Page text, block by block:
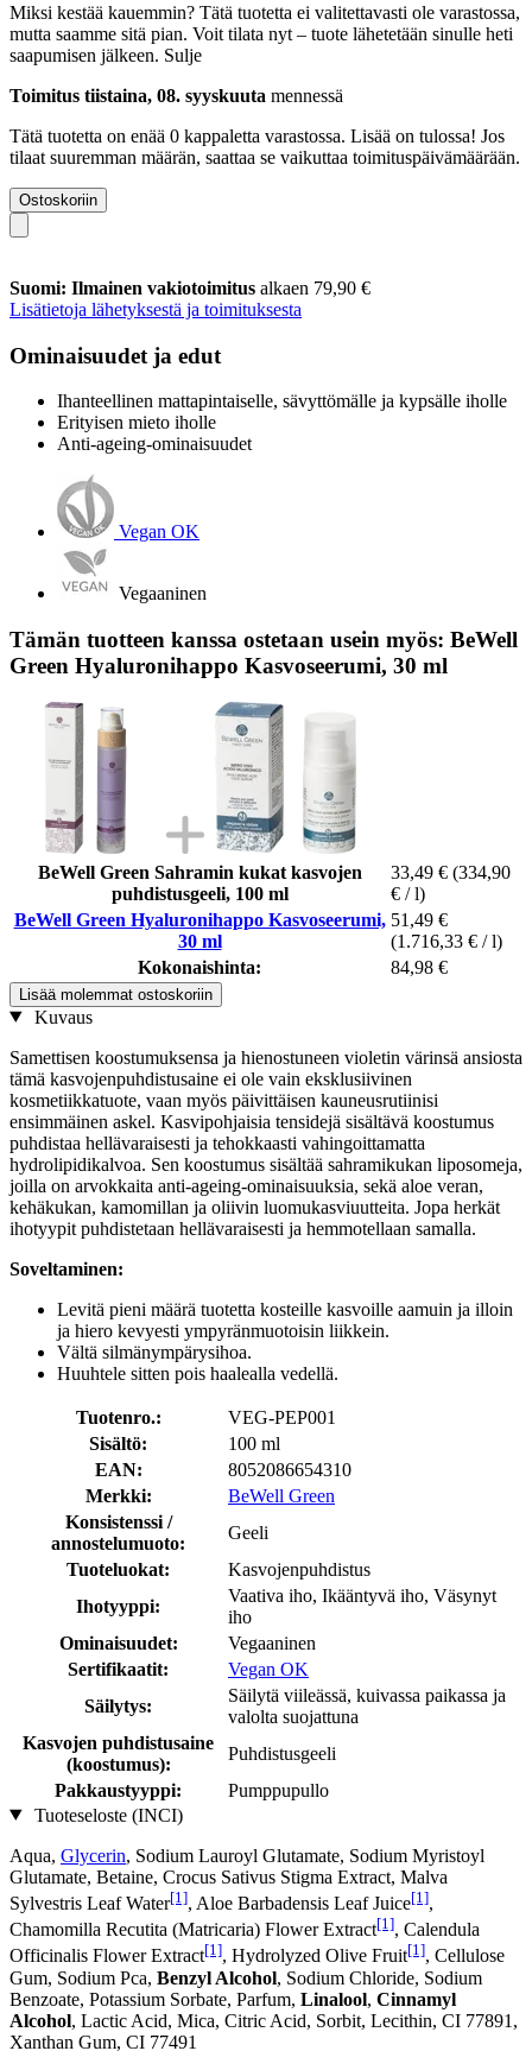
Miksi kestää kauemmin? Tätä tuotetta ei valitettavasti ole varastossa,
mutta saamme sitä pian. Voit tilata nyt – tuote lähetetään sinulle heti
saapumisen jälkeen. Sulje
Toimitus tiistaina, 08. syyskuuta mennessä
Tätä tuotetta on enää 0 kappaletta varastossa. Lisää on tulossa! Jos
tilaat suuremman määrän, saattaa se vaikuttaa toimituspäivämäärään.
Ostoskoriin
Suomi: Ilmainen vakiotoimitus alkaen 79,90 €
Lisätietoja lähetyksestä ja toimituksesta
Ominaisuudet ja edut
Ihanteellinen mattapintaiselle, sävyttömälle ja kypsälle iholle
Erityisen mieto iholle
Anti-ageing-ominaisuudet
Vegan OK
Vegaaninen
Tämän tuotteen kanssa ostetaan usein myös: BeWell
Green Hyaluronihappo Kasvoseerumi, 30 ml
BeWell Green Sahramin kukat kasvojen
puhdistusgeeli, 100 ml
33,49 € (334,90
€ / l)
BeWell Green Hyaluronihappo Kasvoseerumi,
30 ml
51,49 €
(1.716,33 € / l)
Kokonaishinta:
84,98 €
Lisää molemmat ostoskoriin
Kuvaus
Samettisen koostumuksensa ja hienostuneen violetin värinsä ansiosta
tämä kasvojenpuhdistusaine ei ole vain eksklusiivinen
kosmetiikkatuote, vaan myös päivittäisen kauneusrutiinisi
ensimmäinen askel. Kasvipohjaisia tensidejä sisältävä koostumus
puhdistaa hellävaraisesti ja tehokkaasti vahingoittamatta
hydrolipidikalvoa. Sen koostumus sisältää sahramikukan liposomeja,
joilla on arvokkaita anti-ageing-ominaisuuksia, sekä aloe veran,
kehäkukan, kamomillan ja oliivin luomukasviuutteita. Jopa herkät
ihotyypit puhdistetaan hellävaraisesti ja hemmotellaan samalla.
Soveltaminen:
Levitä pieni määrä tuotetta kosteille kasvoille aamuin ja illoin
ja hiero kevyesti ympyränmuotoisin liikkein.
Vältä silmänympärysihoa.
Huuhtele sitten pois haalealla vedellä.
Tuotenro.:
VEG-PEP001
Sisältö:
100 ml
EAN:
8052086654310
Merkki:
BeWell Green
Konsistenssi /
annostelumuoto:
Geeli
Tuoteluokat:
Kasvojenpuhdistus
Ihotyyppi:
Vaativa iho, Ikääntyvä iho, Väsynyt
iho
Ominaisuudet:
Vegaaninen
Sertifikaatit:
Vegan OK
Säilytys:
Säilytä viileässä, kuivassa paikassa ja
valolta suojattuna
Kasvojen puhdistusaine
(koostumus):
Puhdistusgeeli
Pakkaustyyppi:
Pumppupullo
Tuoteseloste (INCI)
Aqua, Glycerin, Sodium Lauroyl Glutamate, Sodium Myristoyl
Glutamate, Betaine, Crocus Sativus Stigma Extract, Malva
Sylvestris Leaf Water[1], Aloe Barbadensis Leaf Juice[1],
Chamomilla Recutita (Matricaria) Flower Extract[1], Calendula
Officinalis Flower Extract[1], Hydrolyzed Olive Fruit[1], Cellulose
Gum, Sodium Pca, Benzyl Alcohol, Sodium Chloride, Sodium
Benzoate, Potassium Sorbate, Parfum, Linalool, Cinnamyl
Alcohol, Lactic Acid, Mica, Citric Acid, Sorbit, Lecithin, CI 77891,
Xanthan Gum, CI 77491